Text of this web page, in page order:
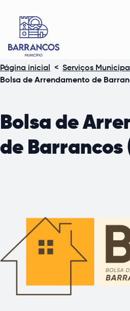
Página inicial < Serviços
Bolsa de Arrendamento de
Bolsa de
de Barrancos